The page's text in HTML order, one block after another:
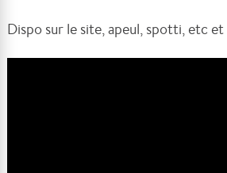
Dispo sur le site, apeul, spotti, etc